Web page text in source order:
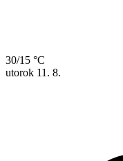
30/15 °C
utorok 11. 8.